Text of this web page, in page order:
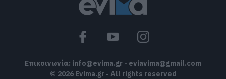
Επικοινωνία: info@evima.gr - eviavima@gmail.com
© 2026 Evima.gr - All rights reserved